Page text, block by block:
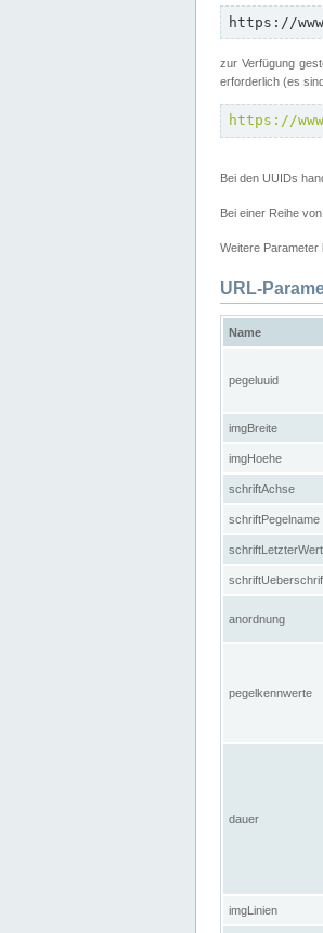
https://
zur Verfügung
erforderlich (es
https://
Bei den UUIDs
Bei einer Reihe
Weitere Parameter
URL-
Name
pegeluuid
imgBreite
imgHoehe
schriftAchse
schriftPegelname
schriftLetzterWert
anordnung
pegelkennwerte
dauer
imgLinien